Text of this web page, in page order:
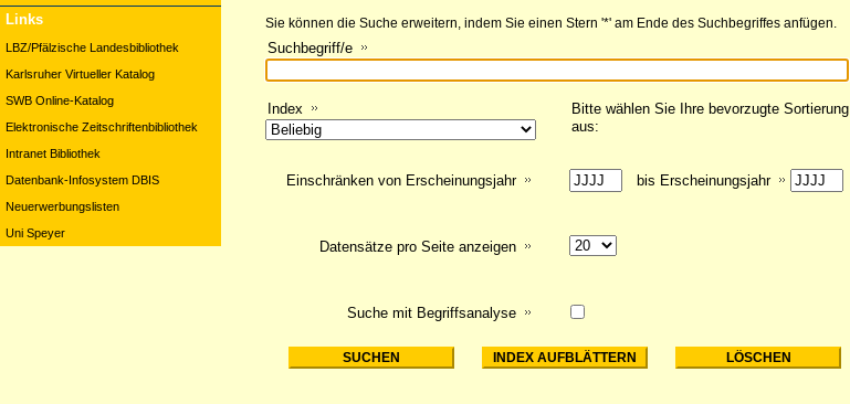
Links
LBZ/Pfälzische Landesbibliothek
Karlsruher Virtueller Katalog
SWB Online-Katalog
Elektronische Zeitschriftenbibliothek
Intranet Bibliothek
Datenbank-Infosystem DBIS
Neuerwerbungslisten
Uni Speyer
Sie können die Suche erweitern, indem Sie einen Stern '*' am Ende des Suchbegriffes anfügen.
Suchbegriff/e
Index
Bitte wählen Sie Ihre bevorzugte Sortierung
aus:
Suche mit Begriffsanalyse
Einschränken von Erscheinungsjahr bis Erscheinungsjahr
Datensätze pro Seite anzeigen